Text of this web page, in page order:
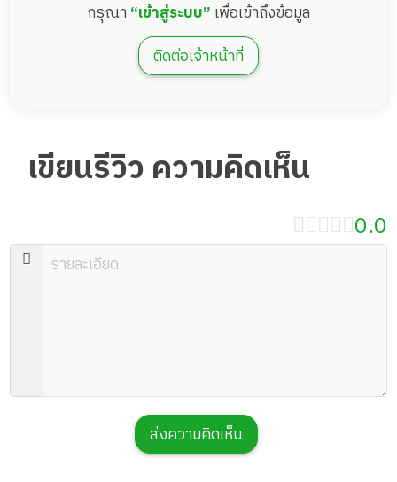
กรุณา “เข้าสู่ระบบ” เพื่อเข้าถึงข้อมูล
ติดต่อเจ้าหน้าที่
เขียนรีวิว ความคิดเห็น
0.0
ส่งความคิดเห็น